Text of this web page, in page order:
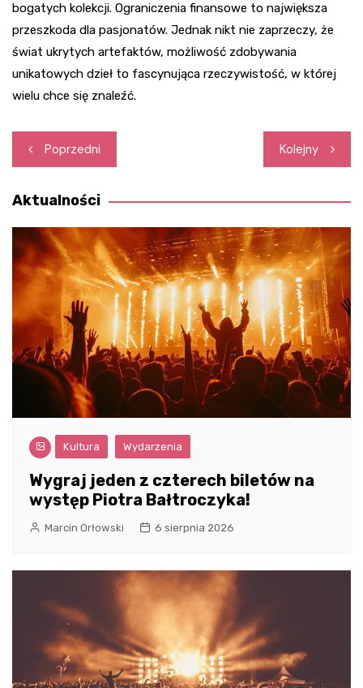
bogatych kolekcji. Ograniczenia finansowe to największa
przeszkoda dla pasjonatów. Jednak nikt nie zaprzeczy, że
świat ukrytych artefaktów, możliwość zdobywania
unikatowych dzieł to fascynująca rzeczywistość, w której
wielu chce się znaleźć.
Nawigacja
wpisu
Poprzedni Kolejny
Aktualności
Kultura Wydarzenia
Wygraj jeden z czterech biletów na
występ Piotra Bałtroczyka!
Marcin Orłowski 6 sierpnia 2026